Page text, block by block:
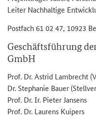
Lei­ter Nach­hal­ti­ge
Post­fach 61 02 47, 10923
Ge­schäfts­füh­rung
GmbH
Prof. Dr. As­trid Lam­brecht
Dr. Ste­pha­nie Bauer
Prof. Dr. Ir. Pie­ter Jan­sens
Prof. Dr. Lau­rens Kui­pers